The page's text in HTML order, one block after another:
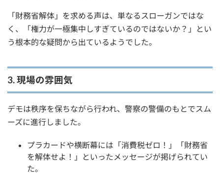
「財務省解体」を求める声は、単なるスローガンではな
く、「権力が一極集中しすぎているのではないか？」とい
う根本的な疑問から出ているようでした。
3. 現場の雰囲気
デモは秩序を保ちながら行われ、警察の警備のもとでスム
ーズに進行しました。
プラカードや横断幕には「消費税ゼロ！」「財務省
を解体せよ！」といったメッセージが掲げられてい
た。